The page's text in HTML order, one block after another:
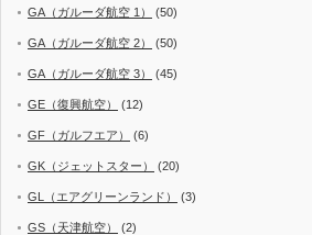
GA（ガルーダ航空 1） (50)
GA（ガルーダ航空 2） (50)
GA（ガルーダ航空 3） (45)
GE（復興航空） (12)
GF（ガルフエア） (6)
GK（ジェットスター） (20)
GL（エアグリーンランド） (3)
GS（天津航空） (2)